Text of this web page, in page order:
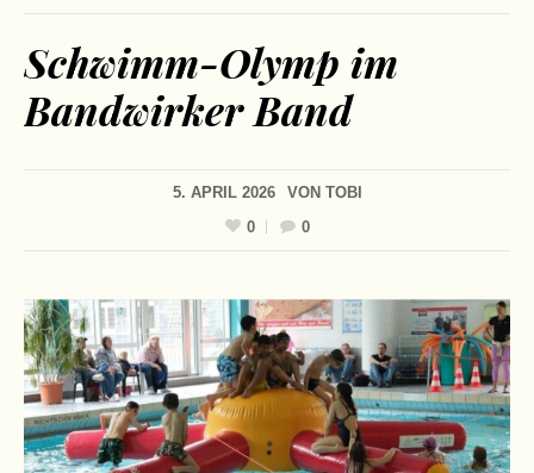
Schwimm-Olymp im
Bandwirker Band
5. APRIL 2026 VON TOBI
0
0